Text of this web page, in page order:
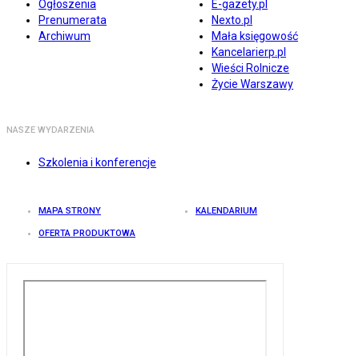
Ogłoszenia
Prenumerata
Archiwum
E-gazety.pl
Nexto.pl
Mała księgowość
Kancelarierp.pl
Wieści Rolnicze
Życie Warszawy
NASZE WYDARZENIA
Szkolenia i konferencje
MAPA STRONY KALENDARIUM
OFERTA PRODUKTOWA